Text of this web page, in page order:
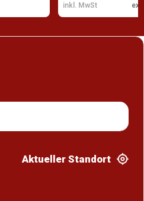
inkl. MwSt
Aktueller Standort